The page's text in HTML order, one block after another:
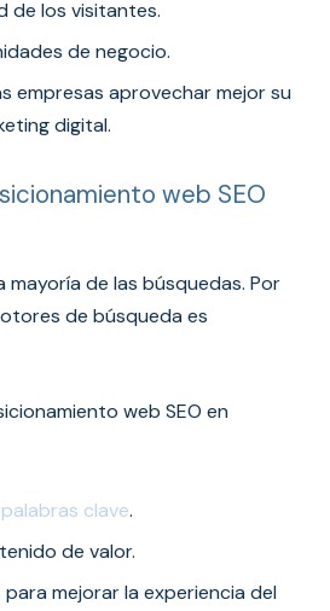
de los visitantes.
de negocio.
empresas aprovechar mejor su
digital.
web SEO
de las búsquedas. Por
de búsqueda es
web SEO en
palabras clave.
de valor.
mejorar la experiencia del